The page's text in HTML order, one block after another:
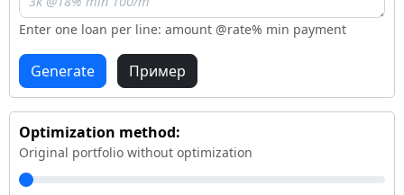
Enter one loan per line: amount @rate% min payment
Generate Пример
Optimization method:
Original portfolio without optimization